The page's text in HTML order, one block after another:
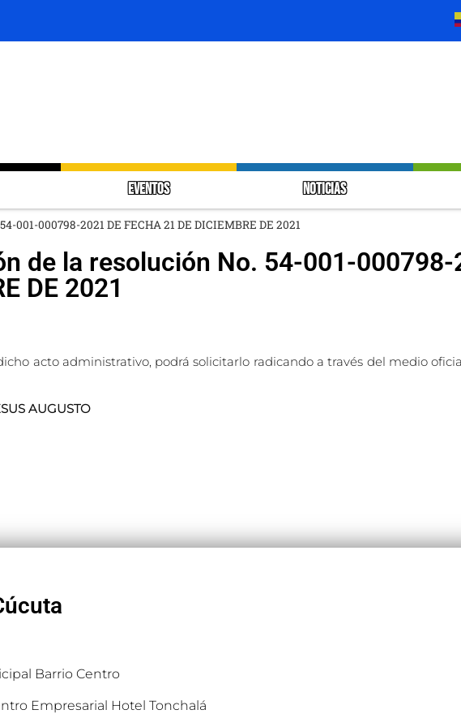
EVENTOS NOTICIAS
000798-2021 DE FECHA 21 DE DICIEMBRE DE 2021
de la resolución No. 54-001-000798-
DE 2021
acto administrativo, podrá solicitarlo radicando a través del medio
AUGUSTO
Barrio Centro
Empresarial Hotel Tonchalá